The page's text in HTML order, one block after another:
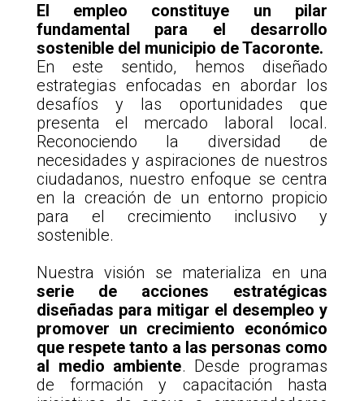
El empleo constituye un pilar
fundamental para el desarrollo
sostenible del municipio de Tacoronte.
En este sentido, hemos diseñado
estrategias enfocadas en abordar los
desafíos y las oportunidades que
presenta el mercado laboral local.
Reconociendo la diversidad de
necesidades y aspiraciones de nuestros
ciudadanos, nuestro enfoque se centra
en la creación de un entorno propicio
para el crecimiento inclusivo y
sostenible.
Nuestra visión se materializa en una
serie de acciones estratégicas
diseñadas para mitigar el desempleo y
promover un crecimiento económico
que respete tanto a las personas como
al medio ambiente. Desde programas
de formación y capacitación hasta